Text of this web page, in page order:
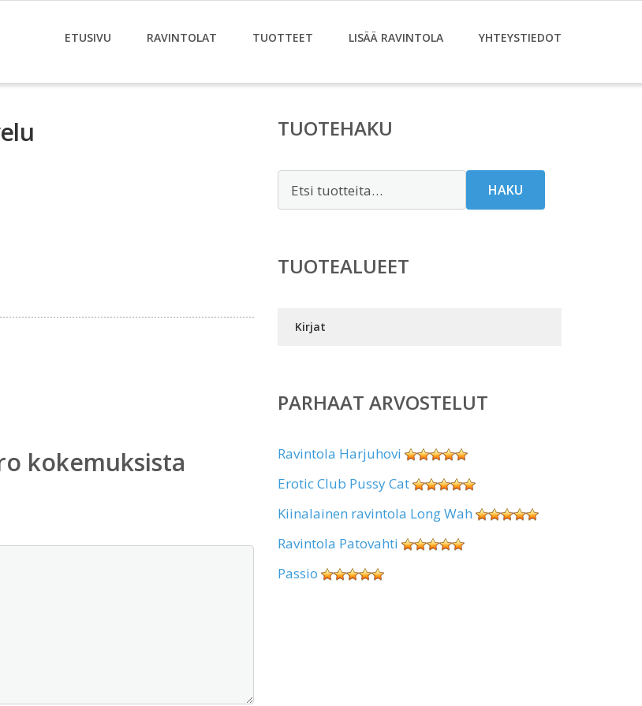
ETUSIVU RAVINTOLAT TUOTTEET LISÄÄ RAVINTOLA YHTEYSTIEDOT
kokemuksista
TUOTEHAKU
HAKU
TUOTEALUEET
Kirjat
PARHAAT ARVOSTELUT
Ravintola Harjuhovi
Erotic Club Pussy Cat
Kiinalainen ravintola Long Wah
Ravintola Patovahti
Passio